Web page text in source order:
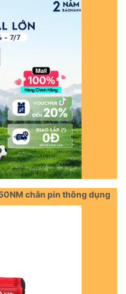
chân pin thông dụng